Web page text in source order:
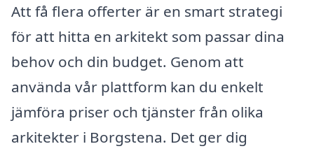
Att få flera offerter är en smart strategi
för att hitta en arkitekt som passar dina
behov och din budget. Genom att
använda vår plattform kan du enkelt
jämföra priser och tjänster från olika
arkitekter i Borgstena. Det ger dig